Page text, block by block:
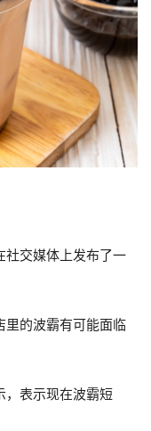
社交媒体上发布了一
里的波霸有可能面临
，表示现在波霸短